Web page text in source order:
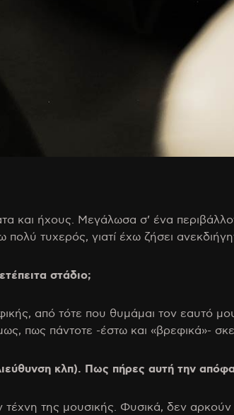
και ήχους. Μεγάλωσα σ’ ένα
τυχερός, γιατί έχω ζήσει
στάδιο;
από τότε που θυμάμαι τον εαυτό
πως πάντοτε -έστω και «βρεφικά»-
κλπ). Πως πήρες αυτή την
της μουσικής. Φυσικά, δεν